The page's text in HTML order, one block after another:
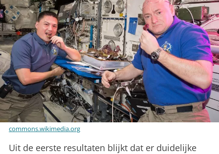
commons.wikimedia.org
Uit de eerste resultaten blijkt dat er duidelijke